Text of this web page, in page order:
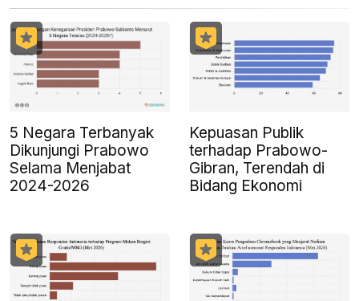
5 Negara Terbanyak
Dikunjungi Prabowo
Selama Menjabat
2024-2026
Kepuasan Publik
terhadap Prabowo-
Gibran, Terendah di
Bidang Ekonomi